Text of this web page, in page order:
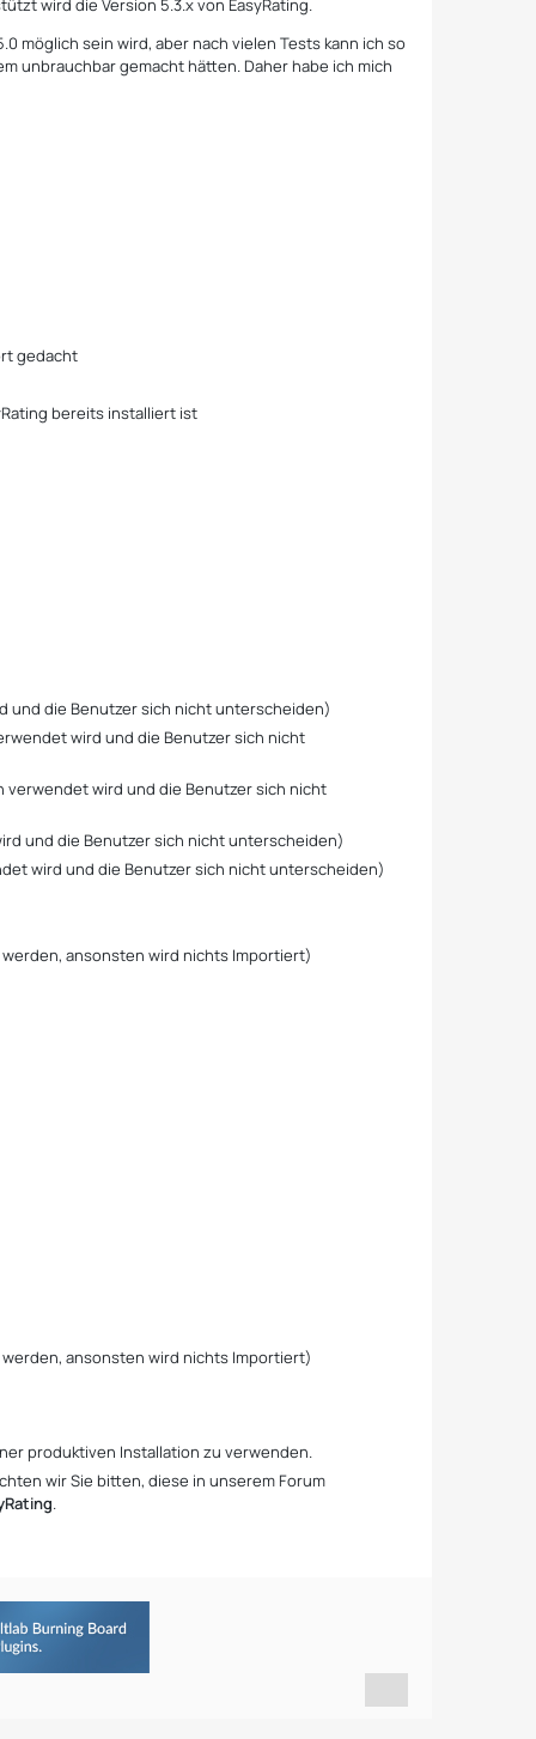
wird die Version 5.3.x von EasyRating.
möglich sein wird, aber nach vielen Tests kann ich so
unbrauchbar gemacht hätten. Daher habe ich mich
gedacht
bereits installiert ist
und die Benutzer sich nicht unterscheiden)
wird und die Benutzer sich nicht
wird und die Benutzer sich nicht
und die Benutzer sich nicht unterscheiden)
wird und die Benutzer sich nicht unterscheiden)
ansonsten wird nichts Importiert)
ansonsten wird nichts Importiert)
produktiven Installation zu verwenden.
wir Sie bitten, diese in unserem Forum
.